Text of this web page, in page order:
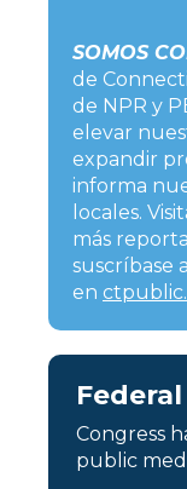
SOMOS
de
de NPR y
elevar
expandir
informa
locales.
más
suscríbase
en
Congress
public